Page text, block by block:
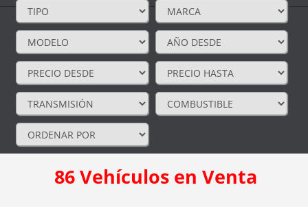
86Vehículos en Venta